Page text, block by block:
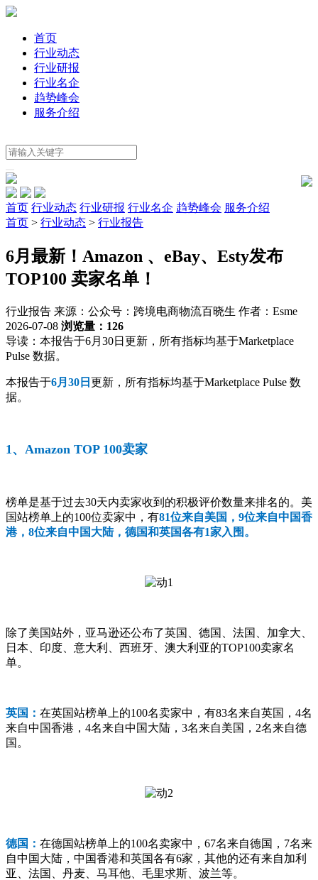
首页
行业动态
行业研报
行业名企
趋势峰会
服务介绍
首页 行业动态 行业研报 行业名企 趋势峰会 服务介绍
首页 > 行业动态 > 行业报告
6月最新！Amazon 、eBay、Esty发布
TOP100 卖家名单！
行业报告 来源：公众号：跨境电商物流百晓生 作者：Esme
2026-07-08 浏览量：126
导读： 本报告于6月30日更新，所有指标均基于Marketplace
Pulse 数据。
本报告于6月30日 更新，所有指标均基于Marketplace Pulse 数
据。
1、Amazon TOP 100卖家
榜单是基于过去30天内卖家收到的积极评价数量来排名的。美
国站榜单上的100位卖家中，有81位来自美国，9位来自中国香
港，8位来自中国大陆，德国和英国各有1家入围。
除了美国站外，亚马逊还公布了英国、德国、法国、加拿大、
日本、印度、意大利、西班牙、澳大利亚的TOP100卖家名
单。
英国： 在英国站榜单上的100名卖家中，有83名来自英国，4名
来自中国香港，4名来自中国大陆，3名来自美国，2名来自德
国。
德国： 在德国站榜单上的100名卖家中，67名来自德国，7名来
自中国大陆，中国香港和英国各有6家，其他的还有来自加利
亚、法国、丹麦、马耳他、毛里求斯、波兰等。